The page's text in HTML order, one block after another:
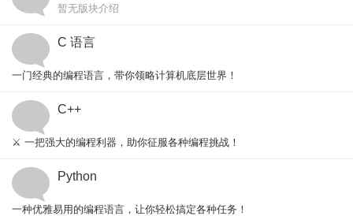
暂无版块介绍
C 语言
一门经典的编程语言，带你领略计算机底层世界！
维基百科 C++
⚔️ 一把强大的编程利器，助你征服各种编程挑战！
官网 Python
一种优雅易用的编程语言，让你轻松搞定各种任务！